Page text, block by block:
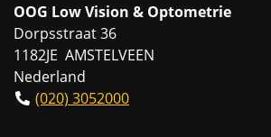
OOG Low Vision & Optometrie
Dorpsstraat 36
1182JE AMSTELVEEN
Nederland
(020) 3052000